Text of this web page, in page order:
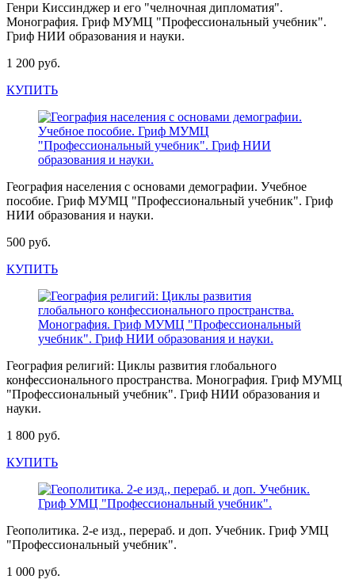
Генри Киссинджер и его "челночная дипломатия".
Монография. Гриф МУМЦ "Профессиональный учебник".
Гриф НИИ образования и науки.
1 200 руб.
КУПИТЬ
География населения с основами демографии. Учебное
пособие. Гриф МУМЦ "Профессиональный учебник". Гриф
НИИ образования и науки.
500 руб.
КУПИТЬ
География религий: Циклы развития глобального
конфессионального пространства. Монография. Гриф МУМЦ
"Профессиональный учебник". Гриф НИИ образования и
науки.
1 800 руб.
КУПИТЬ
Геополитика. 2-е изд., перераб. и доп. Учебник. Гриф УМЦ
"Профессиональный учебник".
1 000 руб.